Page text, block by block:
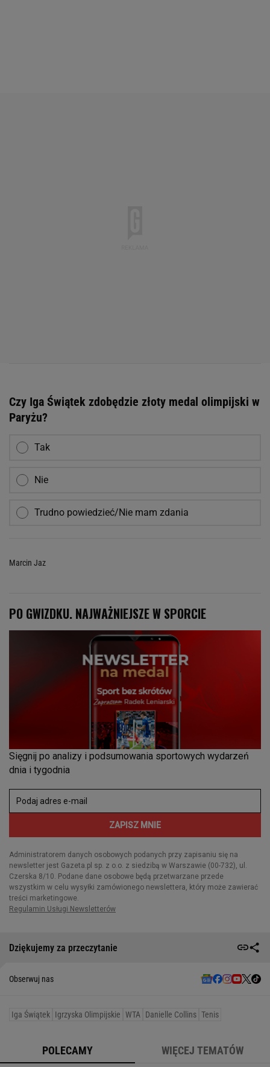
Czy Iga Świątek zdobędzie złoty medal olimpijski w
Paryżu?
Tak
Nie
Trudno powiedzieć/Nie mam zdania
Marcin Jaz
Dziękujemy za przeczytanie
Obserwuj nas
Iga Świątek Igrzyska Olimpijskie WTA Danielle Collins Tenis
POLECAMY WIĘCEJ TEMATÓW